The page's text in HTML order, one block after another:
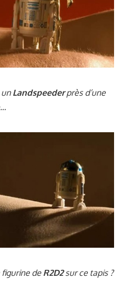
unLandspeederprès d’une
figurine deR2D2sur ce tapis ?